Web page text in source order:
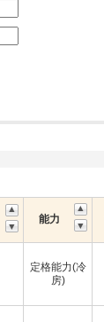
能力
定格能力(冷
房)